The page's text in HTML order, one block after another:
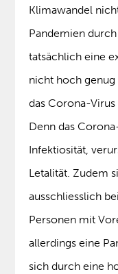
Klimawandel
Pandemien
tatsächlich eine
nicht hoch genug
das Corona-
Denn das
Infektiosität,
Letalität. Zudem
ausschliesslich
Personen mit
allerdings eine
sich durch eine